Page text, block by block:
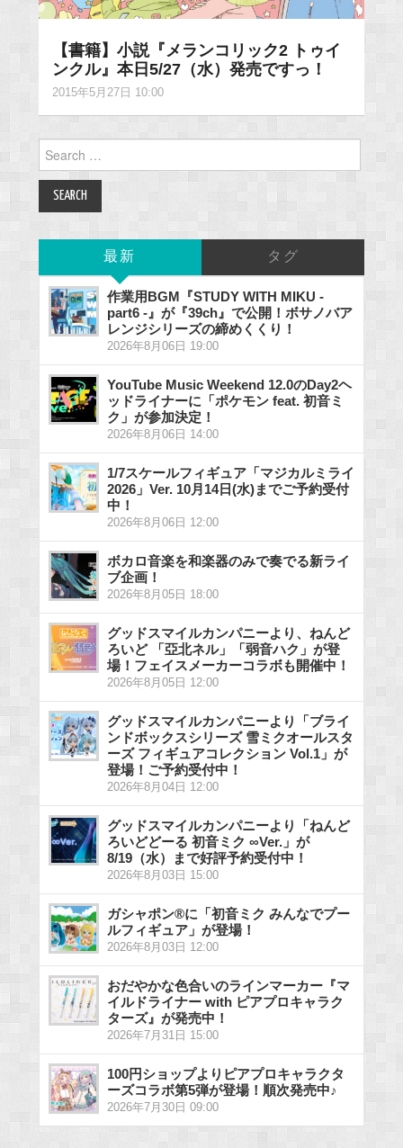
【書籍】小説『メランコリック2 トゥイ
ンクル』本日5/27（水）発売ですっ！
2015年5月27日 10:00
for:
最新 タグ
作業用BGM『STUDY WITH MIKU -
part6 -』が『39ch』で公開！ボサノバア
レンジシリーズの締めくくり！
2026年8月06日 19:00
YouTube Music Weekend 12.0のDay2ヘ
ッドライナーに「ポケモン feat. 初音ミ
ク」が参加決定！
2026年8月06日 14:00
1/7スケールフィギュア「マジカルミライ
2026」Ver. 10月14日(水)までご予約受付
中！
2026年8月06日 12:00
ボカロ音楽を和楽器のみで奏でる新ライ
ブ企画！
2026年8月05日 18:00
グッドスマイルカンパニーより、ねんど
ろいど 「亞北ネル」「弱音ハク」が登
場！フェイスメーカーコラボも開催中！
2026年8月05日 12:00
グッドスマイルカンパニーより「ブライ
ンドボックスシリーズ 雪ミクオールスタ
ーズ フィギュアコレクション Vol.1」が
登場！ご予約受付中！
2026年8月04日 12:00
グッドスマイルカンパニーより「ねんど
ろいどどーる 初音ミク ∞Ver.」が
8/19（水）まで好評予約受付中！
2026年8月03日 15:00
ガシャポン®に「初音ミク みんなでプー
ルフィギュア」が登場！
2026年8月03日 12:00
おだやかな色合いのラインマーカー『マ
イルドライナー with ピアプロキャラク
ターズ』が発売中！
2026年7月31日 15:00
100円ショップよりピアプロキャラクタ
ーズコラボ第5弾が登場！順次発売中♪
2026年7月30日 09:00